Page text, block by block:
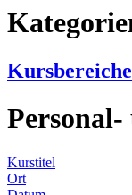
Kursbereiche
Kurstitel
Ort